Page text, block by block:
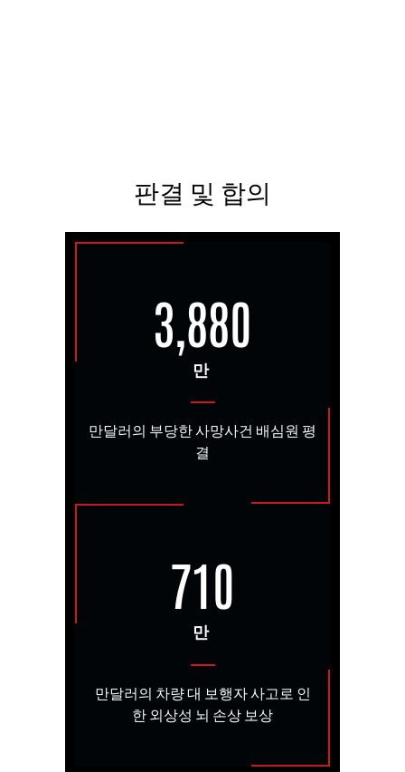
판결 및 합의
3,880
만
만달러의 부당한 사망사건 배심원 평
결
710
만
만달러의 차량 대 보행자 사고로 인
한 외상성 뇌 손상 보상